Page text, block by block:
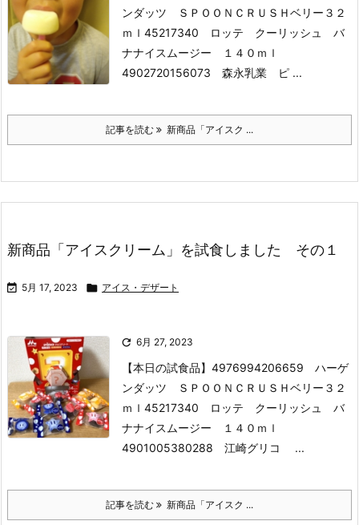
ンダッツ ＳＰＯＯＮＣＲＵＳＨベリー３２
ｍｌ 45217340 ロッテ クーリッシュ バ
ナナイスムージー １４０ｍｌ
4902720156073 森永乳業 ピ ...
記事を読む 新商品「アイスク ...
新商品「アイスクリーム」を試食しました その１
 5月 17, 2023  アイス・デザート
 6月 27, 2023
【本日の試食品】 4976994206659 ハーゲ
ンダッツ ＳＰＯＯＮＣＲＵＳＨベリー３２
ｍｌ 45217340 ロッテ クーリッシュ バ
ナナイスムージー １４０ｍｌ
4901005380288 江崎グリコ ...
記事を読む 新商品「アイスク ...